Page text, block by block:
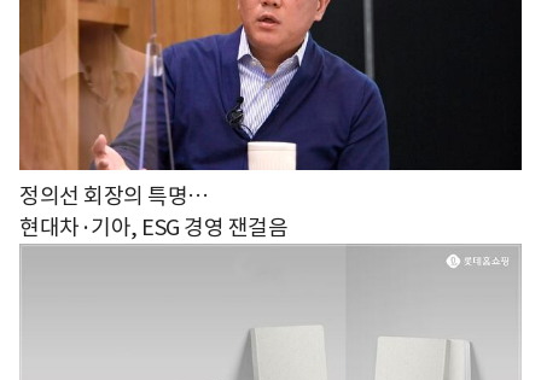
정의선 회장의 특명…
현대차·기아, ESG 경영 잰걸음